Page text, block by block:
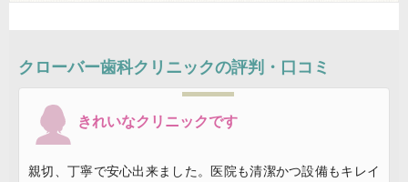
クローバー歯科クリニックの評判・口コミ
きれいなクリニックです
親切、丁寧で安心出来ました。医院も清潔かつ設備もキレイ